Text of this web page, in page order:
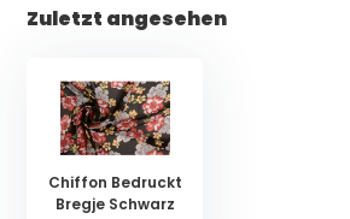
Zuletzt angesehen
Chiffon Bedruckt
Bregje Schwarz